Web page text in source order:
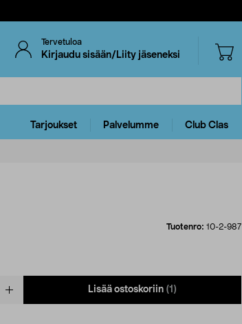
Tervetuloa
Kirjaudu sisään/Liity jäseneksi
Tarjoukset Palvelumme Club Clas
Tuotenro: 10-2-987
Lisää ostoskoriin (1)